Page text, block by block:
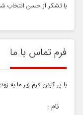
با تشکر از حسن انتخاب
فرم تماس با ما
با پر کردن فرم زیر ما به
نام :